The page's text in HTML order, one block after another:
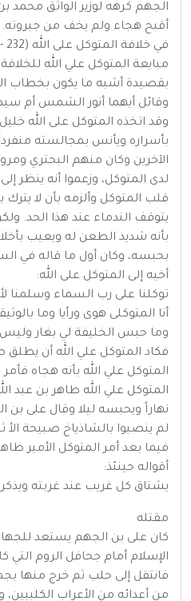
الجهم كرهه لوزير الواثق محمد
أقبح هجاء ولم يخف من جبروته.
مبايعة المتوكل علي الله
بقصيدة أشبه ما يكون بخطاب
وقائل أيهما أنور الشمس أم
وقد اتخذه المتوكل على الله
بأسراره ويأنس بمجالسته
الآخرين وكان منهم البحتري
لدى المتوكل، وزعموا أنه
قلب المتوكل وألزمه بأن لا
يتوقف الندماء عند هذا الحد.
بأنه شديد الطعن له ويعيب
بحبسه، وكان أول ما قاله في
أخيه إلى المتوكل على الله:
توكلنا على رب السماء وسلمنا
أنا المتوكلى هوى ورأيا وما
وما حبس الخليفة لي بغار وليس
فكاد المتوكل علي الله أن يطلق
المتوكل علي الله بأنه هجاه
المتوكل علي الله طاهر بن عبد
نهاراً ويحبسه ليلا وقال على
لم ينصبوا بالشاذياخ صبيحة الأ
فيما بعد أمر المتوكل الأمير
أقواله حينئذ:
يشتاق كل غريب عند غربته ويذكر
مقتله
كان على بن الجهم يستعد
الإسلام أمام جحافل الروم التي
فانتقل إلى حلب ثم خرج منها
من أعدائه من الأعراب الكلبيين،